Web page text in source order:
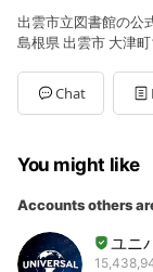
出雲市立図書館の公
島根県 出雲市 大津
Chat
You might like
Accounts others
ユニ